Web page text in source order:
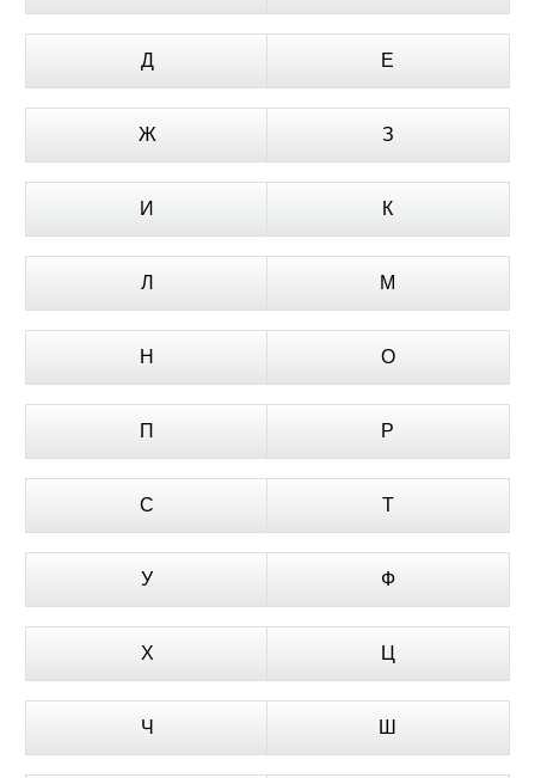
Д Е
Ж З
И К
Л М
Н О
П Р
С Т
У Ф
Х Ц
Ч Ш